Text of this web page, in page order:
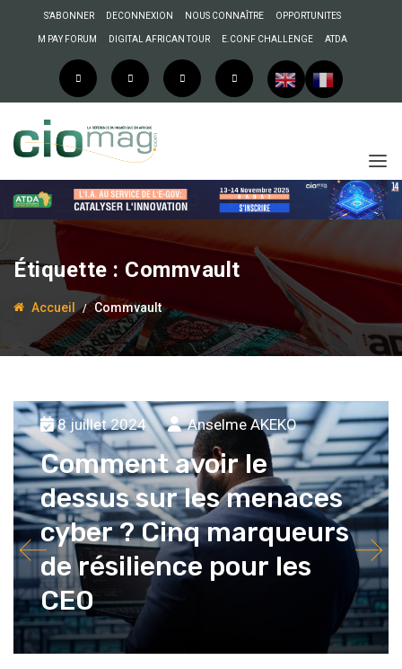
S’ABONNER DECONNEXION NOUS CONNAÎTRE OPPORTUNITES
M PAY FORUM DIGITAL AFRICAN TOUR E.CONF CHALLENGE ATDA
Étiquette : Commvault
Accueil Commvault
8 juillet 2024 Anselme AKEKO
Comment avoir le
dessus sur les menaces
cyber ? Cinq marqueurs
de résilience pour les
CEO